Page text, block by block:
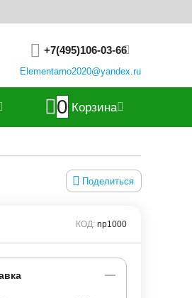
+7(495)106-03-66
Elementarno2020@yandex.ru
0 Корзина
Поделиться
КОД: np1000